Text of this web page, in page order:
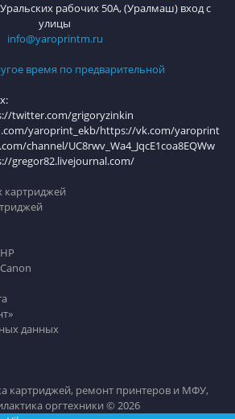
Уральских рабочих 50А, (Уралмаш) вход с
улицы
info@yaroprintm.ru
картриджей
данных
время по предварительной
twitter.com/grigoryzinkin
yaroprint_ekb/https://vk.com/yaroprint
channel/UC8rwv_Wa4_JqcE1coa8EQWw
gregor82.livejournal.com/
картриджей, ремонт принтеров и МФУ,
оргтехники © 2026